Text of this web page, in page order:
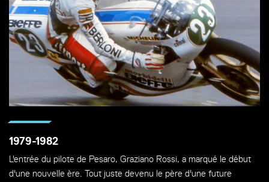
1979-1982
L'entrée du pilote de Pesaro, Graziano Rossi, a marqué le début
d'une nouvelle ère. Tout juste devenu le père d'une future